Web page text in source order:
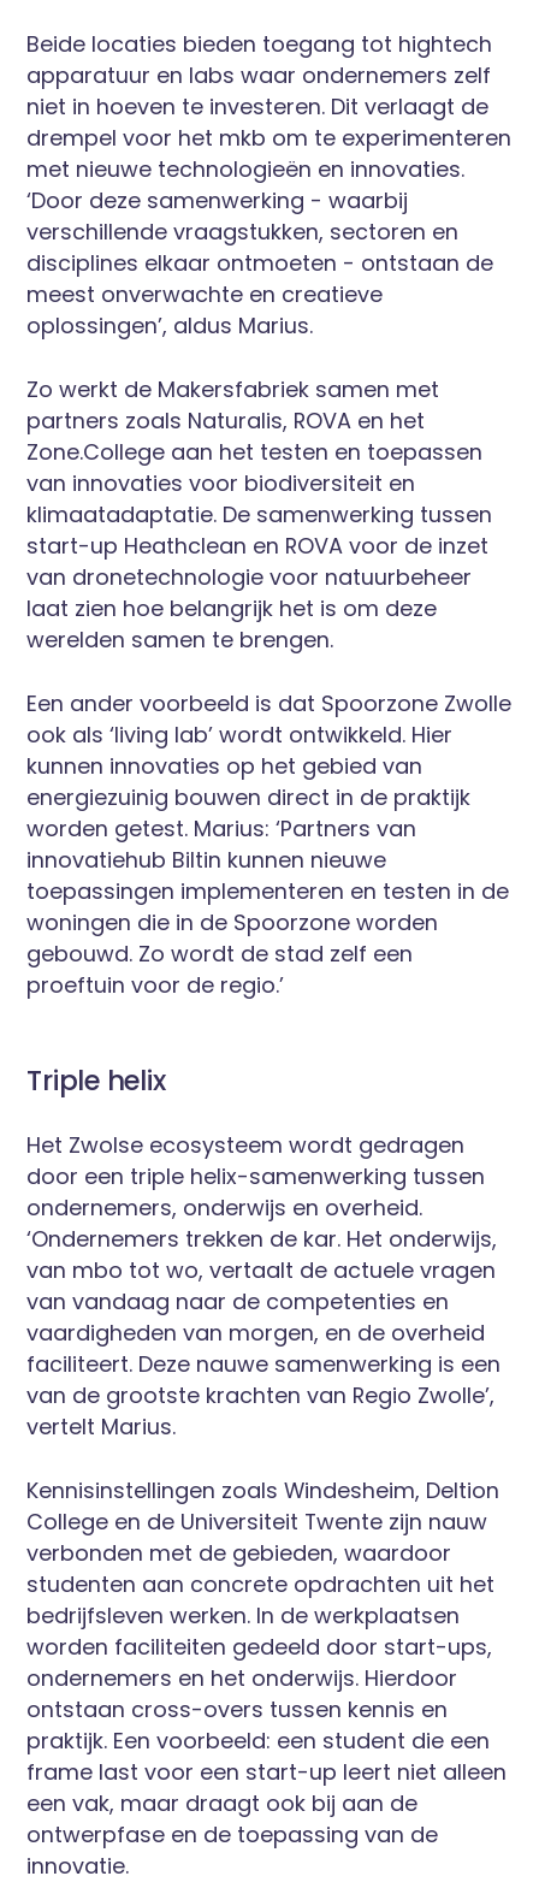
Beide locaties bieden toegang tot hightech
apparatuur en labs waar ondernemers zelf
niet in hoeven te investeren. Dit verlaagt de
drempel voor het mkb om te experimenteren
met nieuwe technologieën en innovaties.
‘Door deze samenwerking - waarbij
verschillende vraagstukken, sectoren en
disciplines elkaar ontmoeten - ontstaan de
meest onverwachte en creatieve
oplossingen’, aldus Marius.
Zo werkt de Makersfabriek samen met
partners zoals Naturalis, ROVA en het
Zone.College aan het testen en toepassen
van innovaties voor biodiversiteit en
klimaatadaptatie. De samenwerking tussen
start-up Heathclean en ROVA voor de inzet
van dronetechnologie voor natuurbeheer
laat zien hoe belangrijk het is om deze
werelden samen te brengen.
Een ander voorbeeld is dat Spoorzone Zwolle
ook als ‘living lab’ wordt ontwikkeld. Hier
kunnen innovaties op het gebied van
energiezuinig bouwen direct in de praktijk
worden getest. Marius: ‘Partners van
innovatiehub Biltin kunnen nieuwe
toepassingen implementeren en testen in de
woningen die in de Spoorzone worden
gebouwd. Zo wordt de stad zelf een
proeftuin voor de regio.’
Triple helix
Het Zwolse ecosysteem wordt gedragen
door een triple helix-samenwerking tussen
ondernemers, onderwijs en overheid.
‘Ondernemers trekken de kar. Het onderwijs,
van mbo tot wo, vertaalt de actuele vragen
van vandaag naar de competenties en
vaardigheden van morgen, en de overheid
faciliteert. Deze nauwe samenwerking is een
van de grootste krachten van Regio Zwolle’,
vertelt Marius.
Kennisinstellingen zoals Windesheim, Deltion
College en de Universiteit Twente zijn nauw
verbonden met de gebieden, waardoor
studenten aan concrete opdrachten uit het
bedrijfsleven werken. In de werkplaatsen
worden faciliteiten gedeeld door start-ups,
ondernemers en het onderwijs. Hierdoor
ontstaan cross-overs tussen kennis en
praktijk. Een voorbeeld: een student die een
frame last voor een start-up leert niet alleen
een vak, maar draagt ook bij aan de
ontwerpfase en de toepassing van de
innovatie.